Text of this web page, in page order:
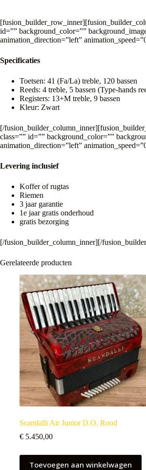
:
id=”” background_color=””
animation_direction=”left”
Specificaties
Toetsen: 41 (Fa/La) treble, 120 bassen
Reeds: 4 treble, 5 bassen (Type-hands
Registers: 13+M treble, 9 bassen
Kleur: Zwart
[/
class=”” id=”” background_color=””
animation_direction=”left”
Levering inclusief
Koffer of rugtas
Riemen
3 jaar garantie
1e jaar gratis onderhoud
gratis bezorging
[/fusion_builder_column_inner][/
Gerelateerde producten
Scandalli Air Junior D.O. Rood
€ 5.450,00
Toevoegen aan winkelwagen